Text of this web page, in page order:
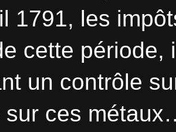
1791, les
cette période,
un contrôle
sur ces